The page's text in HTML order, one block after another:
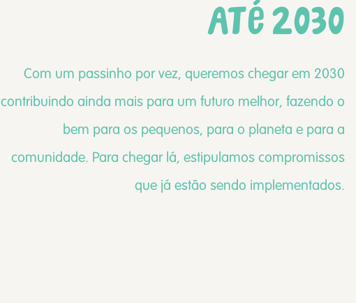
até 2030
Com um passinho por vez, queremos chegar em 2030
contribuindo ainda mais para um futuro melhor, fazendo o
bem para os pequenos, para o planeta e para a
comunidade. Para chegar lá, estipulamos compromissos
que já estão sendo implementados.